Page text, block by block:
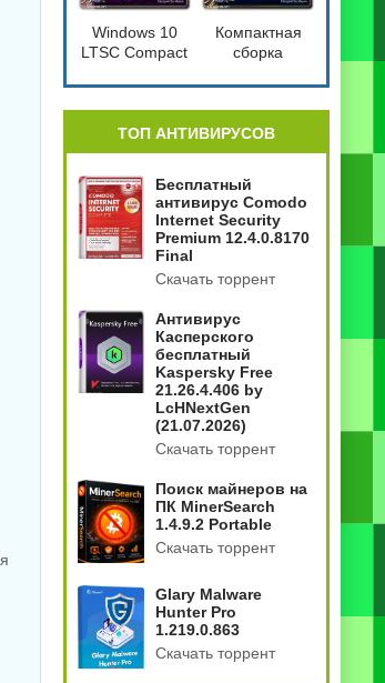
Windows 10
LTSC Compact
Компактная
сборка
1809 Compact
4in2
[17763.379]
ТОП АНТИВИРУСОВ
Бесплатный
антивирус Comodo
Internet Security
Premium 12.4.0.8170
Final
Скачать торрент
Антивирус
Касперского
бесплатный
Kaspersky Free
21.26.4.406 by
LcHNextGen
(21.07.2026)
Скачать торрент
Поиск майнеров на
ПК MinerSearch
1.4.9.2 Portable
Скачать торрент
Glary Malware
Hunter Pro
1.219.0.863
Скачать торрент